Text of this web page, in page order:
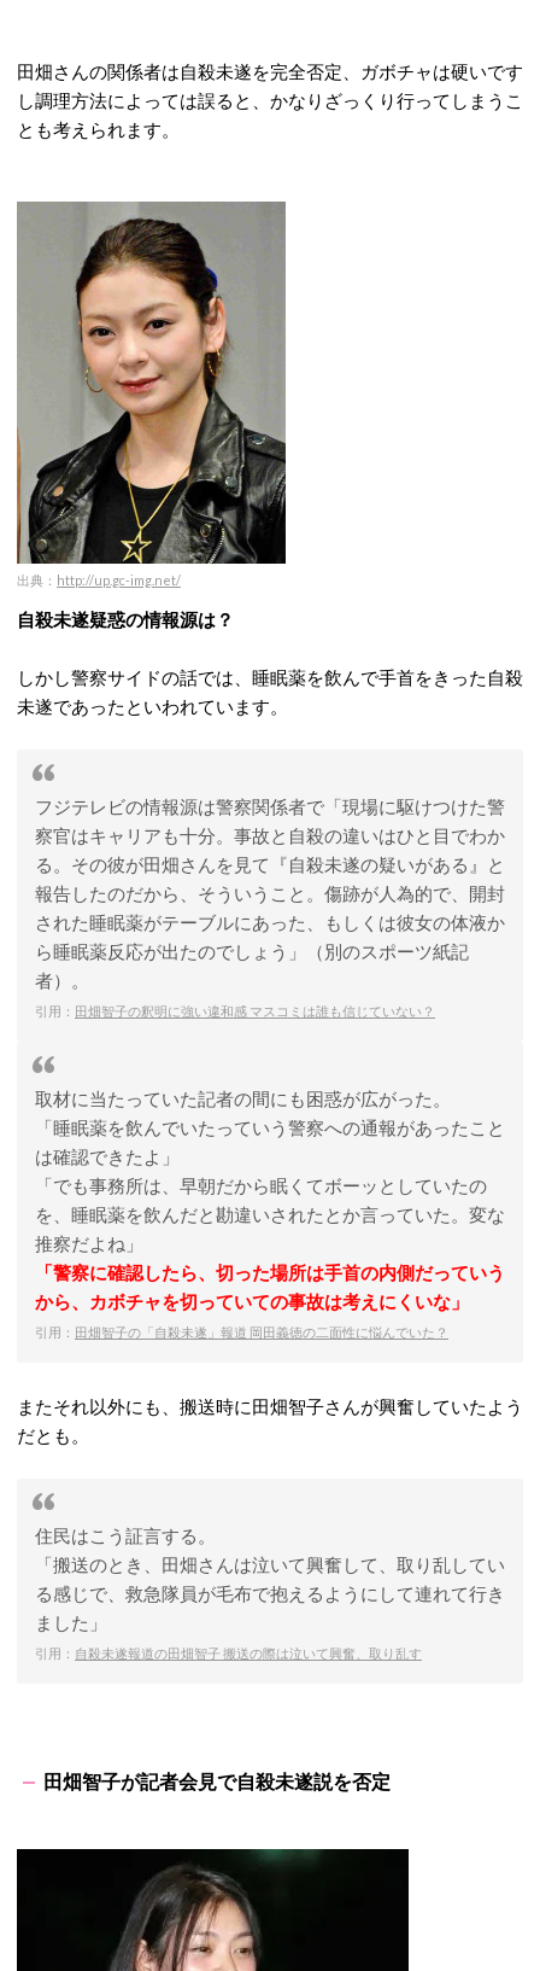
田畑さんの関係者は自殺未遂を完全否定、ガボチャは硬いです
し調理方法によっては誤ると、かなりざっくり行ってしまうこ
とも考えられます。
出典： http://up.gc-img.net/
自殺未遂疑惑の情報源は？
しかし警察サイドの話では、睡眠薬を飲んで手首をきった自殺
未遂であったといわれています。
フジテレビの情報源は警察関係者で「現場に駆けつけた警
察官はキャリアも十分。事故と自殺の違いはひと目でわか
る。その彼が田畑さんを見て『自殺未遂の疑いがある』と
報告したのだから、そういうこと。傷跡が人為的で、開封
された睡眠薬がテーブルにあった、もしくは彼女の体液か
ら睡眠薬反応が出たのでしょう」（別のスポーツ紙記
者）。
引用： 田畑智子の釈明に強い違和感 マスコミは誰も信じていない？
取材に当たっていた記者の間にも困惑が広がった。
「睡眠薬を飲んでいたっていう警察への通報があったこと
は確認できたよ」
「でも事務所は、早朝だから眠くてボーッとしていたの
を、睡眠薬を飲んだと勘違いされたとか言っていた。変な
推察だよね」
「警察に確認したら、切った場所は手首の内側だっていう
から、カボチャを切っていての事故は考えにくいな」
引用： 田畑智子の「自殺未遂」報道 岡田義徳の二面性に悩んでいた？
またそれ以外にも、搬送時に田畑智子さんが興奮していたよう
だとも。
住民はこう証言する。
「搬送のとき、田畑さんは泣いて興奮して、取り乱してい
る感じで、救急隊員が毛布で抱えるようにして連れて行き
ました」
引用： 自殺未遂報道の田畑智子 搬送の際は泣いて興奮、取り乱す
田畑智子が記者会見で自殺未遂説を否定